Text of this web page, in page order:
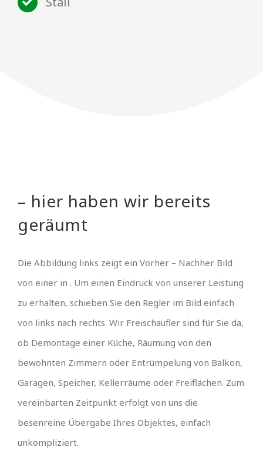
– hier haben wir bereits
geräumt
Die Abbildung links zeigt ein Vorher – Nachher Bild
von einer in . Um einen Eindruck von unserer Leistung
zu erhalten, schieben Sie den Regler im Bild einfach
von links nach rechts. Wir Freischaufler sind für Sie da,
ob Demontage einer Küche, Räumung von den
bewohnten Zimmern oder Entrümpelung von Balkon,
Garagen, Speicher, Kellerräume oder Freiflächen. Zum
vereinbarten Zeitpunkt erfolgt von uns die
besenreine Übergabe Ihres Objektes, einfach
unkompliziert.